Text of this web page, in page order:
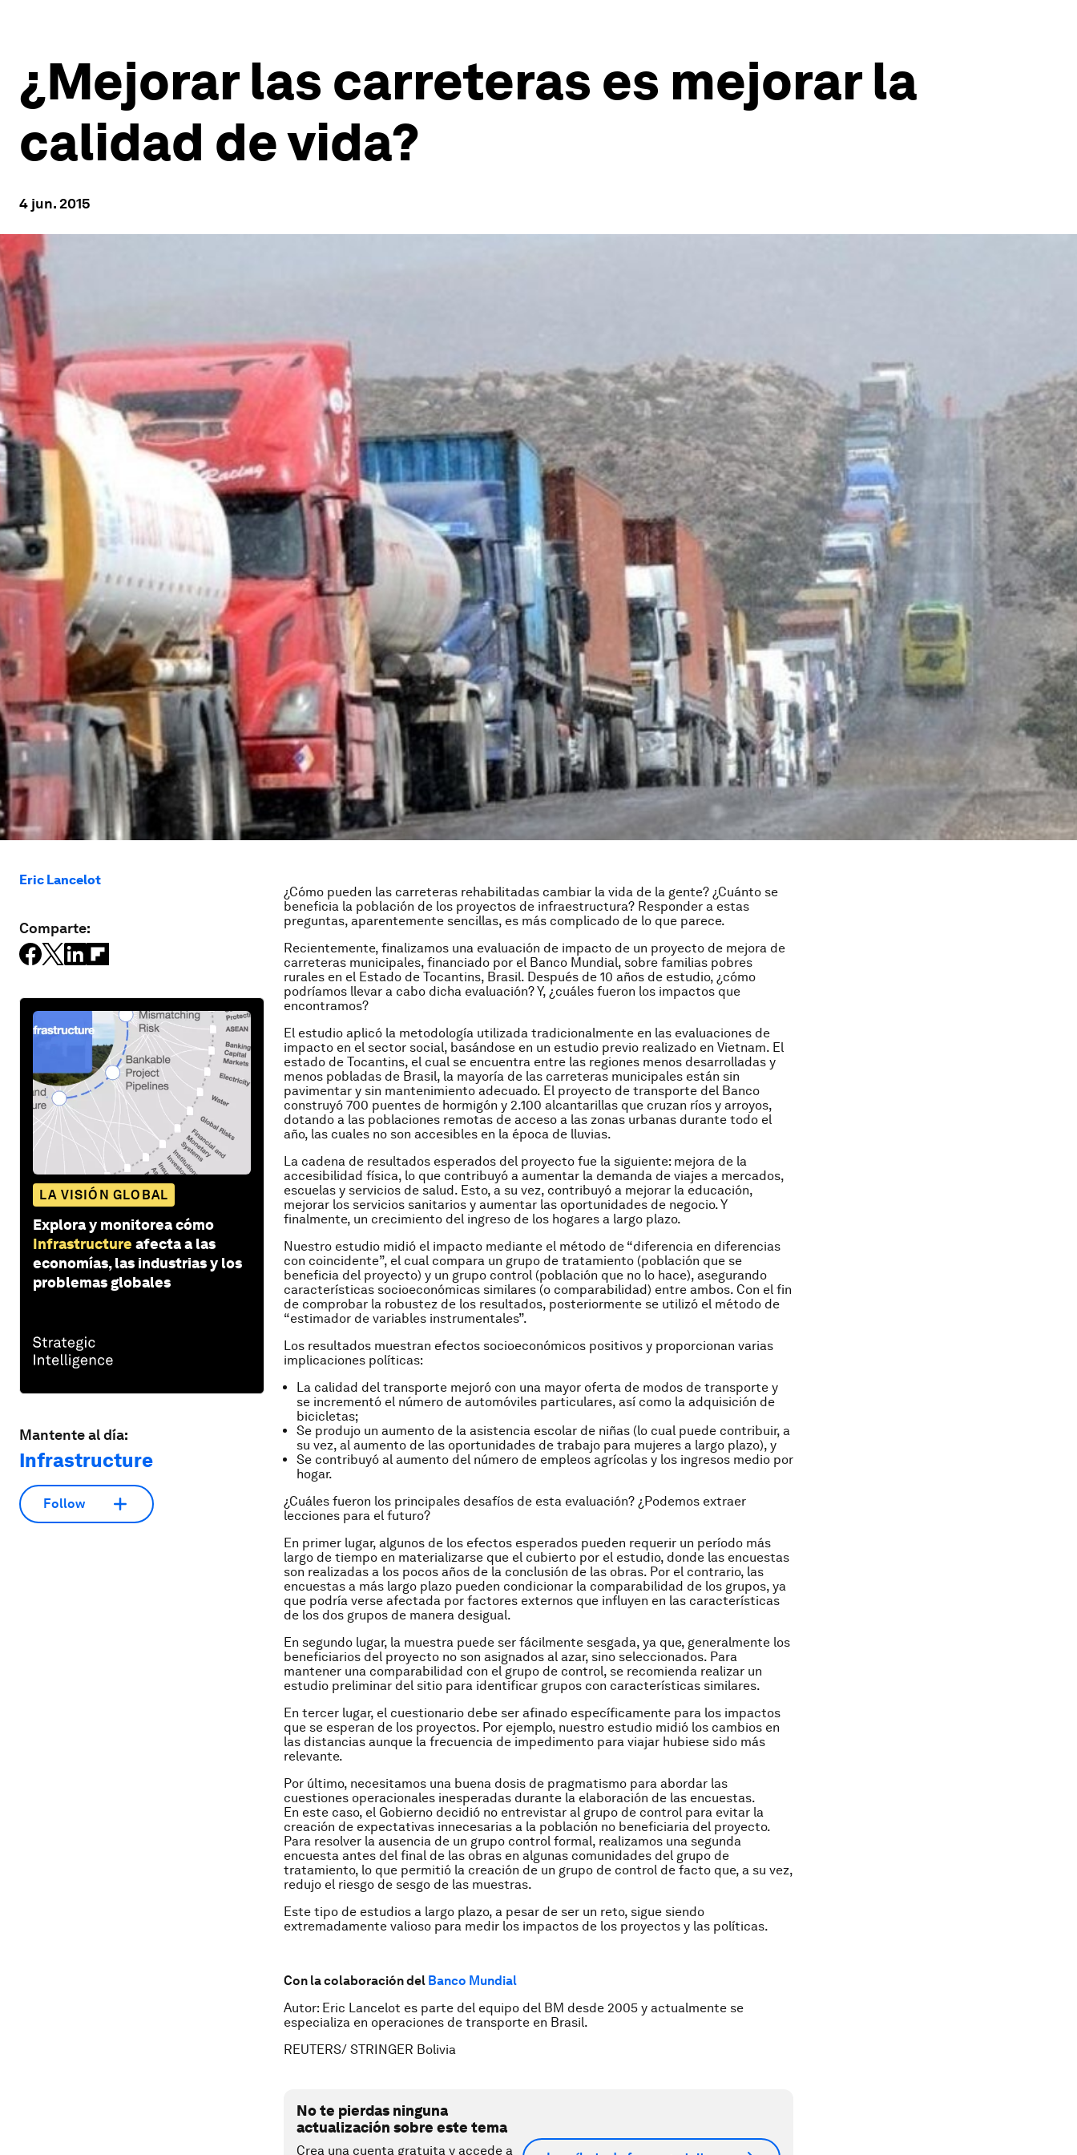
¿Mejorar las carreteras es mejorar la
calidad de vida?
4 jun. 2015
Eric Lancelot
Comparte:
LA VISIÓN GLOBAL
Explora y monitorea cómo
Infrastructure afecta a las
economías, las industrias y los
problemas globales
Mantente al día:
Infrastructure
Follow
¿Cómo pueden las carreteras rehabilitadas cambiar la vida de la gente? ¿Cuánto se
beneficia la población de los proyectos de infraestructura? Responder a estas
preguntas, aparentemente sencillas, es más complicado de lo que parece.
Recientemente, finalizamos una evaluación de impacto de un proyecto de mejora de
carreteras municipales, financiado por el Banco Mundial, sobre familias pobres
rurales en el Estado de Tocantins, Brasil. Después de 10 años de estudio, ¿cómo
podríamos llevar a cabo dicha evaluación? Y, ¿cuáles fueron los impactos que
encontramos?
El estudio aplicó la metodología utilizada tradicionalmente en las evaluaciones de
impacto en el sector social, basándose en un estudio previo realizado en Vietnam. El
estado de Tocantins, el cual se encuentra entre las regiones menos desarrolladas y
menos pobladas de Brasil, la mayoría de las carreteras municipales están sin
pavimentar y sin mantenimiento adecuado. El proyecto de transporte del Banco
construyó 700 puentes de hormigón y 2.100 alcantarillas que cruzan ríos y arroyos,
dotando a las poblaciones remotas de acceso a las zonas urbanas durante todo el
año, las cuales no son accesibles en la época de lluvias.
La cadena de resultados esperados del proyecto fue la siguiente: mejora de la
accesibilidad física, lo que contribuyó a aumentar la demanda de viajes a mercados,
escuelas y servicios de salud. Esto, a su vez, contribuyó a mejorar la educación,
mejorar los servicios sanitarios y aumentar las oportunidades de negocio. Y
finalmente, un crecimiento del ingreso de los hogares a largo plazo.
Nuestro estudio midió el impacto mediante el método de “diferencia en diferencias
con coincidente”, el cual compara un grupo de tratamiento (población que se
beneficia del proyecto) y un grupo control (población que no lo hace), asegurando
características socioeconómicas similares (o comparabilidad) entre ambos. Con el fin
de comprobar la robustez de los resultados, posteriormente se utilizó el método de
“estimador de variables instrumentales”.
Los resultados muestran efectos socioeconómicos positivos y proporcionan varias
implicaciones políticas:
La calidad del transporte mejoró con una mayor oferta de modos de transporte y
se incrementó el número de automóviles particulares, así como la adquisición de
bicicletas;
Se produjo un aumento de la asistencia escolar de niñas (lo cual puede contribuir, a
su vez, al aumento de las oportunidades de trabajo para mujeres a largo plazo), y
Se contribuyó al aumento del número de empleos agrícolas y los ingresos medio por
hogar.
¿Cuáles fueron los principales desafíos de esta evaluación? ¿Podemos extraer
lecciones para el futuro?
En primer lugar, algunos de los efectos esperados pueden requerir un período más
largo de tiempo en materializarse que el cubierto por el estudio, donde las encuestas
son realizadas a los pocos años de la conclusión de las obras. Por el contrario, las
encuestas a más largo plazo pueden condicionar la comparabilidad de los grupos, ya
que podría verse afectada por factores externos que influyen en las características
de los dos grupos de manera desigual.
En segundo lugar, la muestra puede ser fácilmente sesgada, ya que, generalmente los
beneficiarios del proyecto no son asignados al azar, sino seleccionados. Para
mantener una comparabilidad con el grupo de control, se recomienda realizar un
estudio preliminar del sitio para identificar grupos con características similares.
En tercer lugar, el cuestionario debe ser afinado específicamente para los impactos
que se esperan de los proyectos. Por ejemplo, nuestro estudio midió los cambios en
las distancias aunque la frecuencia de impedimento para viajar hubiese sido más
relevante.
Por último, necesitamos una buena dosis de pragmatismo para abordar las
cuestiones operacionales inesperadas durante la elaboración de las encuestas.
En este caso, el Gobierno decidió no entrevistar al grupo de control para evitar la
creación de expectativas innecesarias a la población no beneficiaria del proyecto.
Para resolver la ausencia de un grupo control formal, realizamos una segunda
encuesta antes del final de las obras en algunas comunidades del grupo de
tratamiento, lo que permitió la creación de un grupo de control de facto que, a su vez,
redujo el riesgo de sesgo de las muestras.
Este tipo de estudios a largo plazo, a pesar de ser un reto, sigue siendo
extremadamente valioso para medir los impactos de los proyectos y las políticas.
Con la colaboración del Banco Mundial
Autor: Eric Lancelot es parte del equipo del BM desde 2005 y actualmente se
especializa en operaciones de transporte en Brasil.
REUTERS/ STRINGER Bolivia
No te pierdas ninguna
actualización sobre este tema
Crea una cuenta gratuita y accede a